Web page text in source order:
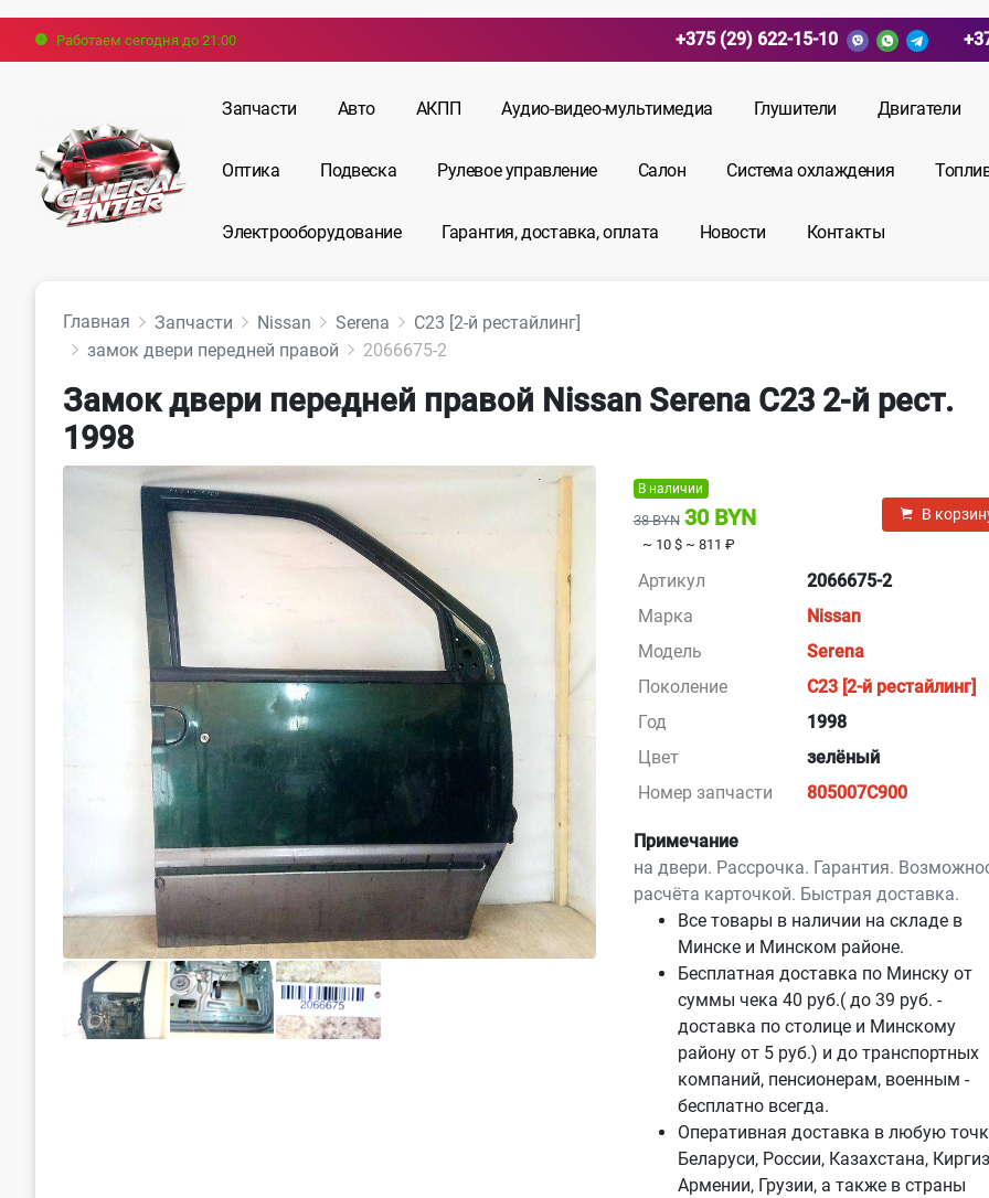
Работаем сегодня до 21:00 +375 (29) 622-15-10
Запчасти Авто АКПП Аудио-видео-мультимедиа Глушители Двигатели
Оптика Подвеска Рулевое управление Салон Система охлаждения
Электрооборудование Гарантия, доставка, оплата Новости Контакты
Главная Запчасти Nissan Serena
С23 [2-й рестайлинг]
замок двери передней правой
2066675-2
Замок двери передней правой Nissan Serena С23 2-й рест.
1998
В наличии
38 BYN 30 BYN
~ 10 $ ~ 811 ₽
В
Артикул
2066675-2
Марка
Nissan
Модель
Serena
Поколение
С23 [2-й рестайлинг]
Год
1998
Цвет
зелёный
Номер запчасти
805007C900
Примечание
на двери. Рассрочка. Гарантия.
расчёта карточкой. Быстрая доставка.
Все товары в наличии на складе в
Минскe и Минском районе.
Бесплатная доставка по Минску от
суммы чека 40 руб.( до 39 руб. -
доставка по столице и Минскому
району от 5 руб.) и до транспортных
компаний, пенсионерам, военным -
бесплатно всегда.
Оперативная доставка в любую
Беларуси, России, Казахстана,
Армении, Грузии, а также в страны